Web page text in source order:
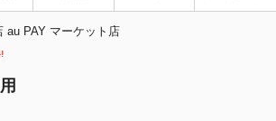
au PAY マーケット店
すべて ポイントUPセレクトのみ